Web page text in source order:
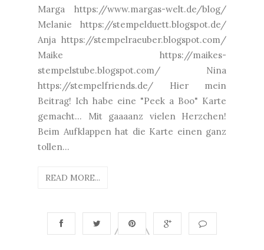
Marga https://www.margas-welt.de/blog/
Melanie https://stempelduett.blogspot.de/
Anja https://stempelraeuber.blogspot.com/
Maike https://maikes-
stempelstube.blogspot.com/ Nina
https://stempelfriends.de/ Hier mein
Beitrag! Ich habe eine "Peek a Boo" Karte
gemacht... Mit gaaaanz vielen Herzchen!
Beim Aufklappen hat die Karte einen ganz
tollen...
READ MORE...